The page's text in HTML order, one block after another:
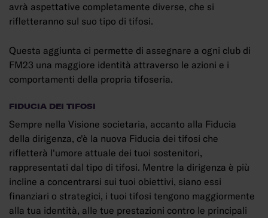
avrà aspettative completamente diverse, che si
rifletteranno sul suo tipo di tifosi.
Questa aggiunta ci permette di assegnare a ogni club di
FM23 una maggiore identità attraverso le azioni e i
comportamenti della propria tifoseria.
FIDUCIA DEI TIFOSI
Sempre nella Visione societaria, accanto alla Fiducia
della dirigenza, c'è la nuova Fiducia dei tifosi che
rifletterà l'umore attuale dei tuoi sostenitori,
rappresentati dal tipo di tifosi. Mentre la dirigenza è più
incline a concentrarsi sui tuoi obiettivi, siano essi
finanziari o strategici, i tuoi tifosi tengono maggiormente
alla tua identità, alle tue prestazioni contro le principali